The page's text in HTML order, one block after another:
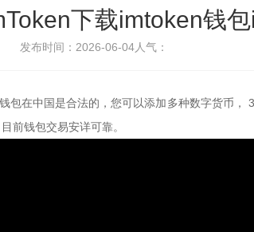
下载imtoken钱
发布时间：2026-06-04人气：
在中国是合法的，您可以添加多种数字货币
前钱包交易安详可靠。